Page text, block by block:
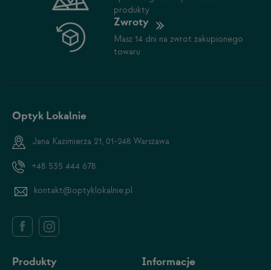
produkty
Zwroty
Masz 14 dni na zwrot zakupionego
towaru
Optyk Lokalnie
Jana Kazimierza 21, 01-248 Warszawa
+48 535 444 678
kontakt@optyklokalnie.pl
Produkty Informacje